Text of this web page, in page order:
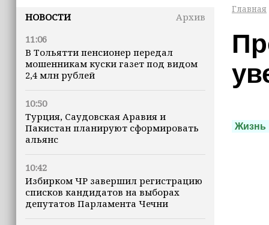
НОВОСТИ
Архив
11:06
В Тольятти пенсионер передал
мошенникам куски газет под видом
2,4 млн рублей
10:50
Турция, Саудовская Аравия и
Пакистан планируют сформировать
альянс
10:42
Избирком ЧР завершил регистрацию
списков кандидатов на выборах
депутатов Парламента Чечни
Главная
Жизнь